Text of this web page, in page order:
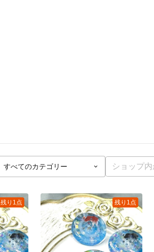
残り1点 残り1点